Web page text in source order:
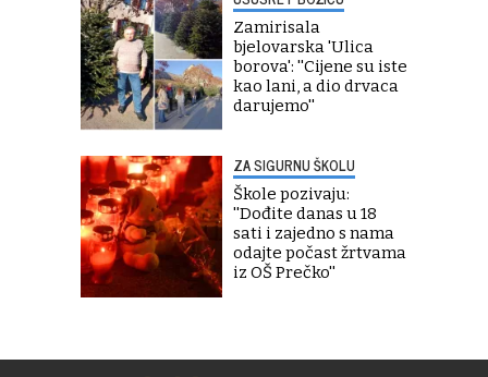
Zamirisala
bjelovarska 'Ulica
borova': ''Cijene su iste
kao lani, a dio drvaca
darujemo''
ZA SIGURNU ŠKOLU
Škole pozivaju:
''Dođite danas u 18
sati i zajedno s nama
odajte počast žrtvama
iz OŠ Prečko''